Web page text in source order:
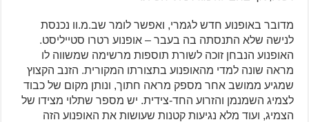
מדובר באופנוע חדש לגמרי, ואפשר לומר שב.מ.וו נכנסת
לנישה שלא התנסתה בה בעבר – אופנוע רטרו סטייליסט.
האופנוע הנבחן זוכה לשורת תוספות מרשימה שמשווה לו
מראה שונה למדי מהאופנוע בתצורתו המקורית. הזנב הקצוץ
שמגיע ממושב אחר מספק מראה חתוך, ונותן מקום של כבוד
לצמיג השמנמן והזרוע החד-צידית. יש מספר שתלוי מצידו של
הצמיג, ועוד מלא נגיעות קטנות שעושות את האופנוע הזה